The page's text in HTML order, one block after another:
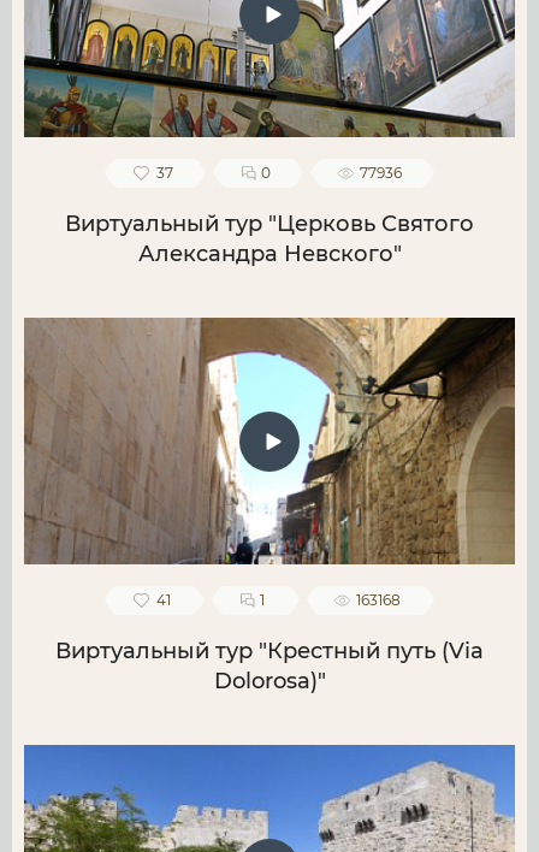
37 0 77936
Виртуальный тур "Церковь Святого
Александра Невского"
41 1 163168
Виртуальный тур "Крестный путь (Via
Dolorosa)"